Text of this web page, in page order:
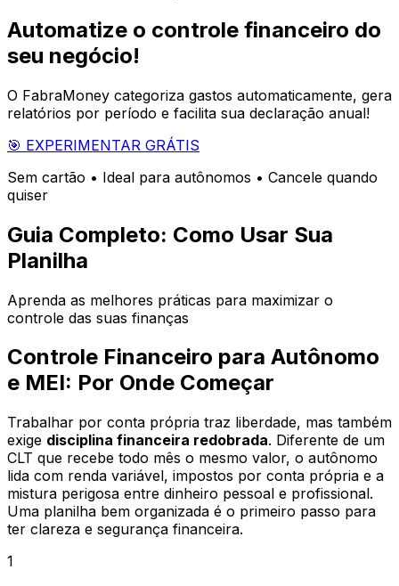
Automatize o controle financeiro do
seu negócio!
O FabraMoney categoriza gastos automaticamente, gera
relatórios por período e facilita sua declaração anual!
🎯 EXPERIMENTAR GRÁTIS
Sem cartão • Ideal para autônomos • Cancele quando
quiser
Guia Completo: Como Usar Sua
Planilha
Aprenda as melhores práticas para maximizar o
controle das suas finanças
Controle Financeiro para Autônomo
e MEI: Por Onde Começar
Trabalhar por conta própria traz liberdade, mas também
exige disciplina financeira redobrada. Diferente de um
CLT que recebe todo mês o mesmo valor, o autônomo
lida com renda variável, impostos por conta própria e a
mistura perigosa entre dinheiro pessoal e profissional.
Uma planilha bem organizada é o primeiro passo para
ter clareza e segurança financeira.
1